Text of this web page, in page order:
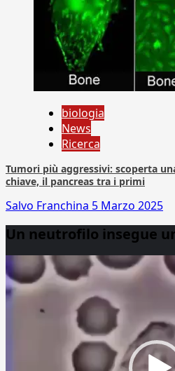
biologia
News
Ricerca
Tumori più aggressivi: scoperta
chiave, il pancreas tra i primi
Salvo Franchina 5 Marzo 2025
Un neutrofilo insegue
Player